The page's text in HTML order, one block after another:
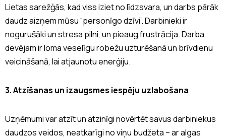
Lietas sarežģās, kad viss iziet no līdzsvara, un darbs pārāk
daudz aizņem mūsu “personīgo dzīvi”. Darbinieki ir
nogurušāki un stresa pilni, un pieaug frustrācija. Darba
devējam ir loma veselīgu robežu uzturēšanā un brīvdienu
veicināšanā, lai atjaunotu enerģiju.
3. Atzīšanas un izaugsmes iespēju uzlabošana
Uzņēmumi var atzīt un atzinīgi novērtēt savus darbiniekus
daudzos veidos, neatkarīgi no viņu budžeta – ar algas